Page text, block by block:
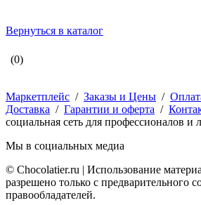
Вернуться в каталог
(0)
Маркетплейс / Заказы и Цены /
Доставка / Гарантии и оферта /
социальная сеть для профессионалов и
Мы в социальных медиа
© Сhocolatier.ru | Использование
разрешено только с предварительного
правообладателей.